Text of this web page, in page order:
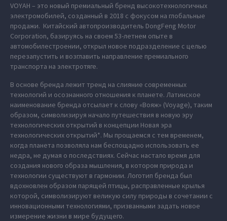
VOYAH – это новый премиальный бренд высокотехнологичных
электромобилей, созданный в 2018 с фокусом на глобальные
продажи. Китайский автопроизводитель DongFeng Motor
Corporation, базируясь на своем 53-летнем опыте в
автомобилестроении, открыл новое подразделение с целью
перезапустить и возглавить направление премиального
транспорта на электротяге.
В основе бренда лежит тренд на слияние современных
технологий и осознанного отношения к планете. Латинское
наименование бренда отсылает к слову «Вояж» (Voyage), таким
образом, символизируя начало путешествия в новую эру
технологических открытий в концепции Новая эра
технологических открытий*. Мы прощаемся с тем временем,
когда планета позволяла нам беспощадно использовать ее
недра, не думая о последствиях. Сейчас настало время для
создания нового образа мышления, в котором природа и
технологии существуют в гармонии. Логотип бренда был
вдохновлен образом парящей птицы, расправленные крылья
которой, символизируют великую силу природы в сочетании с
инновационными технологиями, призванными задать новое
измерение жизни в мире будущего.